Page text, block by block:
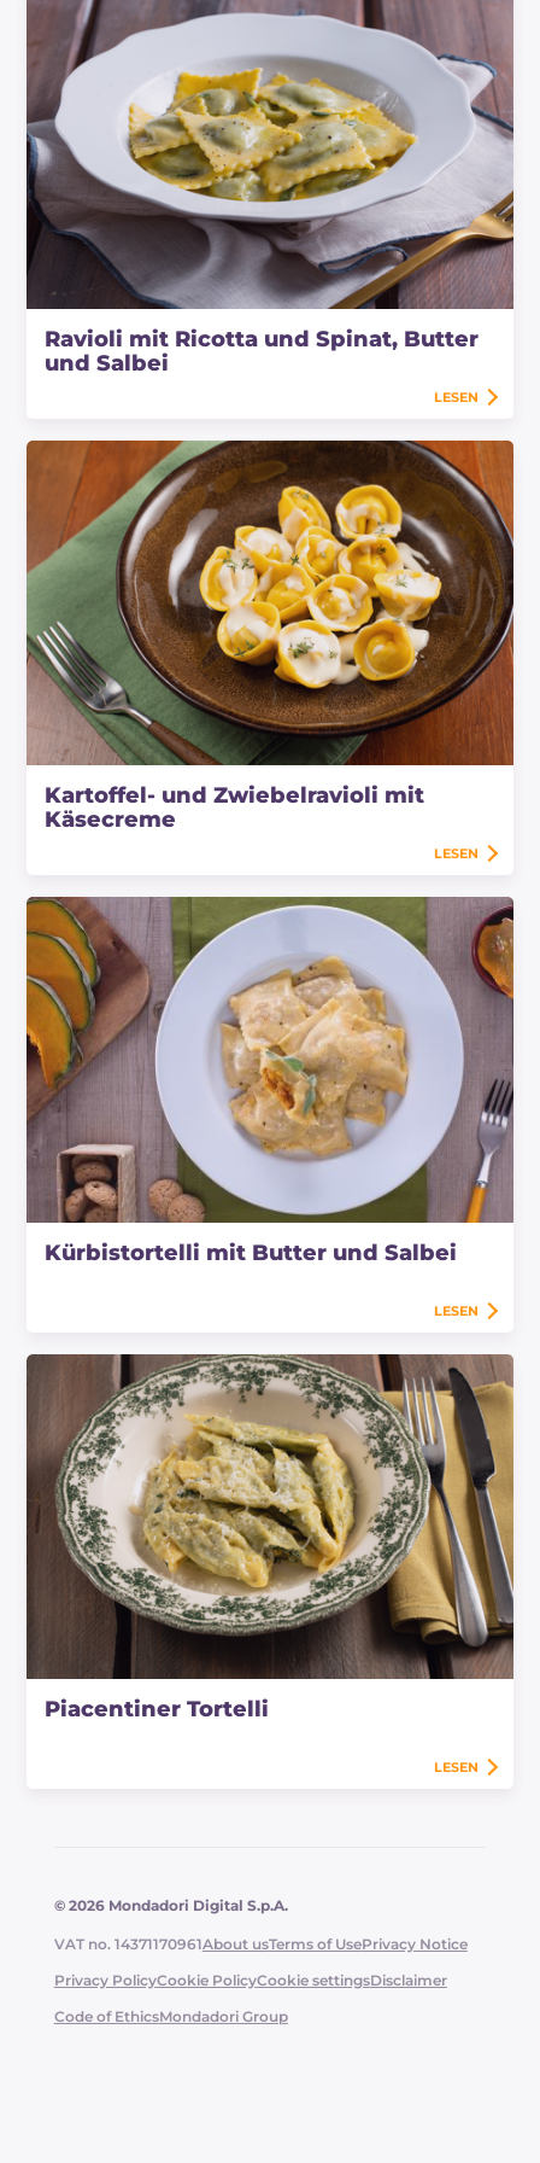
Ravioli mit Ricotta und Spinat, Butter
und Salbei
LESEN
Kartoffel- und Zwiebelravioli mit
Käsecreme
LESEN
Kürbistortelli mit Butter und Salbei
LESEN
Piacentiner Tortelli
LESEN
© 2026 Mondadori Digital S.p.A.
VAT no. 14371170961About usTerms of UsePrivacy Notice
Privacy PolicyCookie PolicyCookie settingsDisclaimer
Code of EthicsMondadori Group